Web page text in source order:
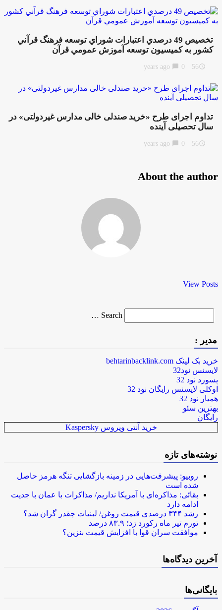
تخصيص 49 درصدي اعتبارات شوراي توسعه فرهنگ قرآني
كشور به كميسيون توسعه آموزش عمومي قرآن
access_time
56 years ago
chat_bubble
تداوم اجرای طرح «خرید صندلی خالی مدارس غیردولتی» در
سال تحصیلی آینده
access_time
56 years ago
chat_bubble
About the author
View Posts
for
Search …
مدیر :
خرید بک لینک behtarinbacklink.com
لایسنس نود32
پسورد نود 32
اوکلی لایسنس رایگان نود 32
همیار نود 32
بهترین سئو
رایگان
خرید آنتی ویروس Kaspersky
نوشته‌های تازه
روبیو: پیشرفت‌هایی در زمینه بازگشایی تنگه هرمز حاصل
شده است
بقائی: مذاکره‌ای با آمریکا نداریم/ مذاکرات با عمان با جدیت
ادامه دارد
رشد ۳۴۴ درصدی قیمت روغن/ لبنیات چقدر گران شد؟
تورم تیر ماه رکورد زد؛ ۸۳.۹ درصد
موافقت سران قوا با افزایش قیمت بنزین؟
آخرین دیدگاه‌ها
بایگانی‌ها